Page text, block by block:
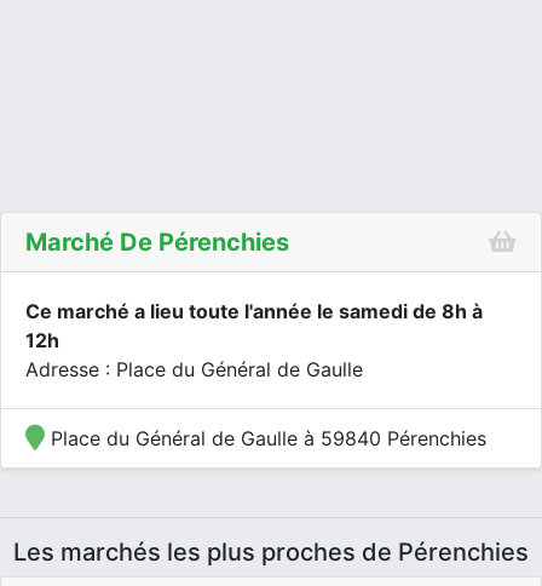
Marché De Pérenchies
Ce marché a lieu toute l'année le samedi de 8h à
12h
Adresse : Place du Général de Gaulle
Place du Général de Gaulle à 59840 Pérenchies
Les marchés les plus proches de Pérenchies